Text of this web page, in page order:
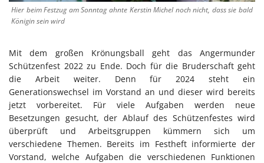
Hier beim Festzug am Sonntag ahnte Kerstin Michel noch nicht, dass sie bald
Königin sein wird
Mit dem großen Krönungsball geht das Angermunder
Schützenfest 2022 zu Ende. Doch für die Bruderschaft geht
die Arbeit weiter. Denn für 2024 steht ein
Generationswechsel im Vorstand an und dieser wird bereits
jetzt vorbereitet. Für viele Aufgaben werden neue
Besetzungen gesucht, der Ablauf des Schützenfestes wird
überprüft und Arbeitsgruppen kümmern sich um
verschiedene Themen. Bereits im Festheft informierte der
Vorstand, welche Aufgaben die verschiedenen Funktionen